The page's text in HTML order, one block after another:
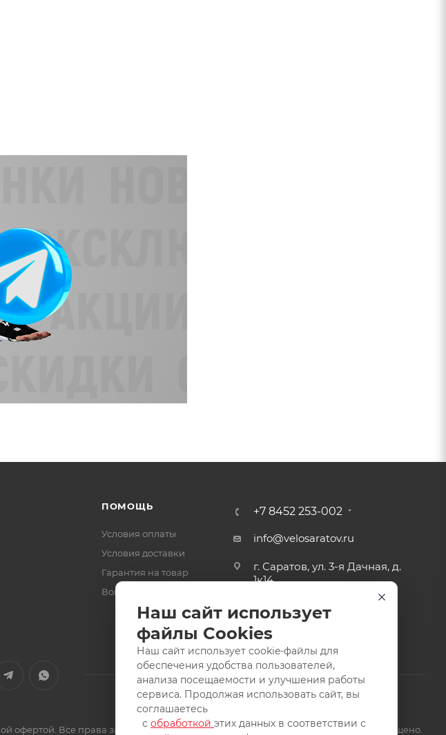
ПОМОЩЬ
Условия оплаты
Условия доставки
Гарантия на товар
Вопрос-ответ
+7 8452 253-002
info@velosaratov.ru
г. Саратов, ул. 3-я Дачная, д.
1к14
офертой. Все права защищены. Заимствование материалов и фотографий запрещено.
Наш сайт использует
файлы Cookies
Наш сайт использует cookie-файлы для
обеспечения удобства пользователей,
анализа посещаемости и улучшения работы
сервиса. Продолжая использовать сайт, вы
соглашаетесь
с обработкой этих данных в соответствии с